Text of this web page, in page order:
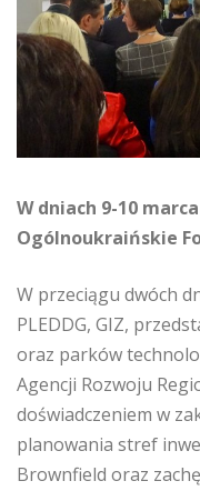
W dniach 9-10
Ogólnoukraińskie
W przeciągu dwóch
PLEDDG, GIZ,
oraz parków
Agencji Rozwoju
doświadczeniem w
planowania stref
Brownfield oraz